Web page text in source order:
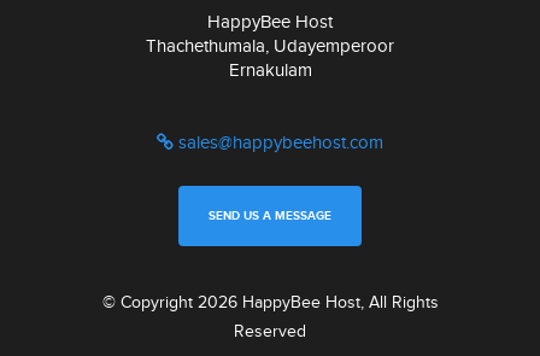
HappyBee Host
Thachethumala, Udayemperoor
Ernakulam
sales@happybeehost.com
SEND US A MESSAGE
© Copyright 2026 HappyBee Host, All Rights
Reserved